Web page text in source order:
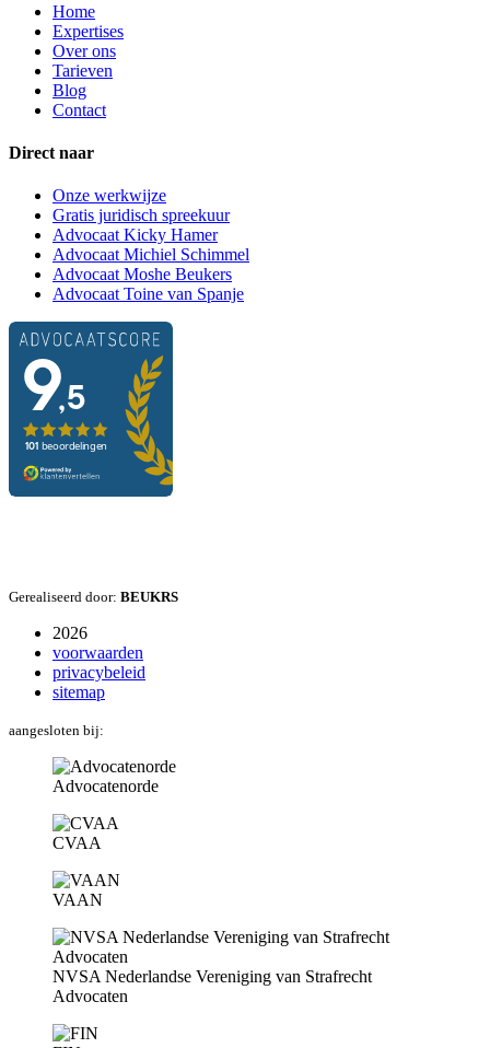
Home
Expertises
Over ons
Tarieven
Blog
Contact
Direct naar
Onze werkwijze
Gratis juridisch spreekuur
Advocaat Kicky Hamer
Advocaat Michiel Schimmel
Advocaat Moshe Beukers
Advocaat Toine van Spanje
Gerealiseerd door: BEUKRS
2026
voorwaarden
privacybeleid
sitemap
aangesloten bij:
Advocatenorde
CVAA
VAAN
NVSA Nederlandse Vereniging van Strafrecht
Advocaten